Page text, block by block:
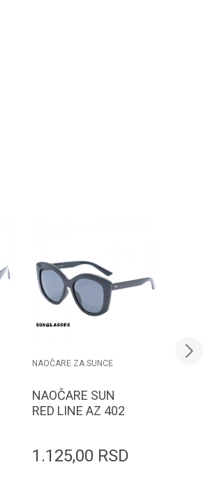
NAOČARE ZA SUNCE
NAOČARE SUN
RED LINE AZ 402
1.125,00 RSD